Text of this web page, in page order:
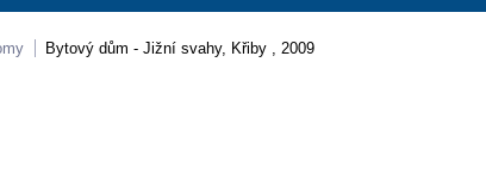
vyřídit Potřebuji zaplatit
Bytový dům - Jižní svahy, Křiby , 2009